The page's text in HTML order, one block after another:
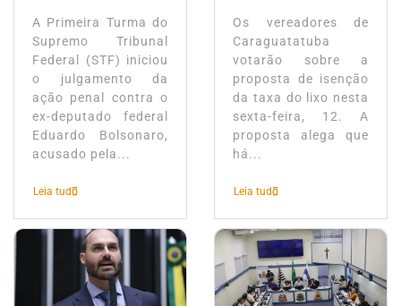
A Primeira Turma do
Supremo Tribunal
Federal (STF) iniciou
o julgamento da
ação penal contra o
ex-deputado federal
Eduardo Bolsonaro,
acusado pela...
Leia tudo
Os vereadores de
Caraguatatuba
votarão sobre a
proposta de isenção
da taxa do lixo nesta
sexta-feira, 12. A
proposta alega que
há...
Leia tudo